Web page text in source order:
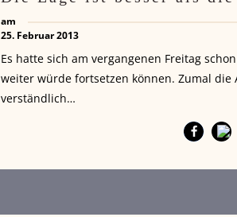
am
25. Februar 2013
Es hatte sich am vergangenen Freitag
weiter würde fortsetzen können. Zumal
verständlich…